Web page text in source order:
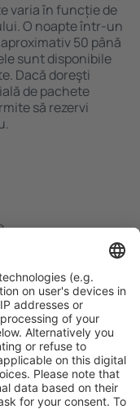
varia în funcție de
O noapte într-un
50 până
sunt disponibile
Dacă doreşti
de pachete
să rezervi
de anulare.
pentru utilizatorii